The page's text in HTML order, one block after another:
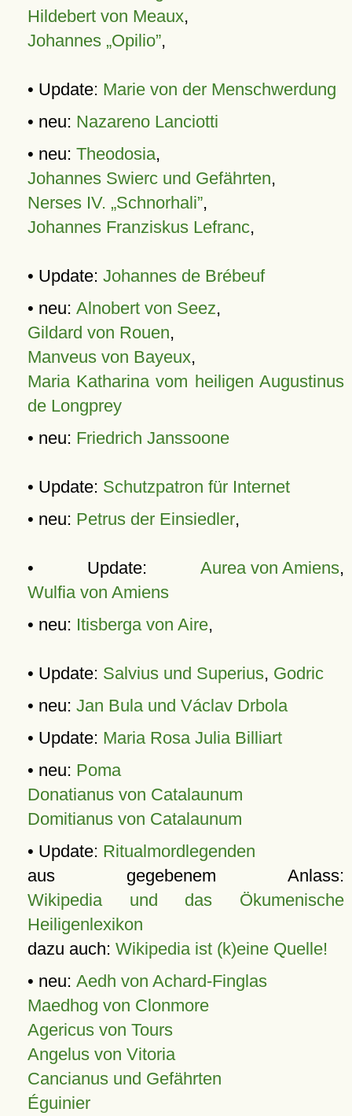
Hildebert von Meaux,
Johannes „Opilio”,
• Update: Marie von der Menschwerdung
• neu: Nazareno Lanciotti
• neu: Theodosia,
Johannes Swierc und Gefährten,
Nerses IV. „Schnorhali”,
Johannes Franziskus Lefranc,
• Update: Johannes de Brébeuf
• neu: Alnobert von Seez,
Gildard von Rouen,
Manveus von Bayeux,
Maria Katharina vom heiligen Augustinus
de Longprey
• neu: Friedrich Janssoone
• Update: Schutzpatron für Internet
• neu: Petrus der Einsiedler,
• Update: Aurea von Amiens,
Wulfia von Amiens
• neu: Itisberga von Aire,
• Update: Salvius und Superius, Godric
• neu: Jan Bula und Václav Drbola
• Update: Maria Rosa Julia Billiart
• neu: Poma
Donatianus von Catalaunum
Domitianus von Catalaunum
• Update: Ritualmordlegenden
aus gegebenem Anlass:
Wikipedia und das Ökumenische
Heiligenlexikon
dazu auch: Wikipedia ist (k)eine Quelle!
• neu: Aedh von Achard-Finglas
Maedhog von Clonmore
Agericus von Tours
Angelus von Vitoria
Cancianus und Gefährten
Éguinier